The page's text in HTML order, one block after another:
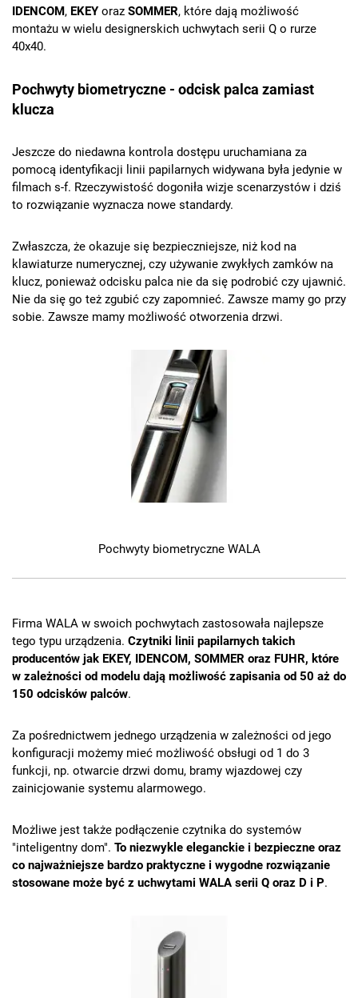
IDENCOM, EKEY oraz SOMMER, które dają możliwość
montażu w wielu designerskich uchwytach serii Q o rurze
40x40.
Pochwyty biometryczne - odcisk palca zamiast
klucza
Jeszcze do niedawna kontrola dostępu uruchamiana za
pomocą identyfikacji linii papilarnych widywana była jedynie w
filmach s-f. Rzeczywistość dogoniła wizje scenarzystów i dziś
to rozwiązanie wyznacza nowe standardy.
Zwłaszcza, że okazuje się bezpieczniejsze, niż kod na
klawiaturze numerycznej, czy używanie zwykłych zamków na
klucz, ponieważ odcisku palca nie da się podrobić czy ujawnić.
Nie da się go też zgubić czy zapomnieć. Zawsze mamy go przy
sobie. Zawsze mamy możliwość otworzenia drzwi.
Pochwyty biometryczne WALA
Firma WALA w swoich pochwytach zastosowała najlepsze
tego typu urządzenia. Czytniki linii papilarnych takich
producentów jak EKEY, IDENCOM, SOMMER oraz FUHR, które
w zależności od modelu dają możliwość zapisania od 50 aż do
150 odcisków palców.
Za pośrednictwem jednego urządzenia w zależności od jego
konfiguracji możemy mieć możliwość obsługi od 1 do 3
funkcji, np. otwarcie drzwi domu, bramy wjazdowej czy
zainicjowanie systemu alarmowego.
Możliwe jest także podłączenie czytnika do systemów
"inteligentny dom". To niezwykle eleganckie i bezpieczne oraz
co najważniejsze bardzo praktyczne i wygodne rozwiązanie
stosowane może być z uchwytami WALA serii Q oraz D i P.